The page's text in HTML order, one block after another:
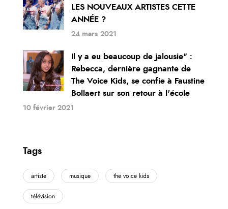
LES NOUVEAUX ARTISTES CETTE
ANNÉE ?
24 mars 2021
Il y a eu beaucoup de jalousie" :
Rebecca, dernière gagnante de
The Voice Kids, se confie à Faustine
Bollaert sur son retour à l'école
10 février 2021
Tags
artiste musique the voice kids
télévision